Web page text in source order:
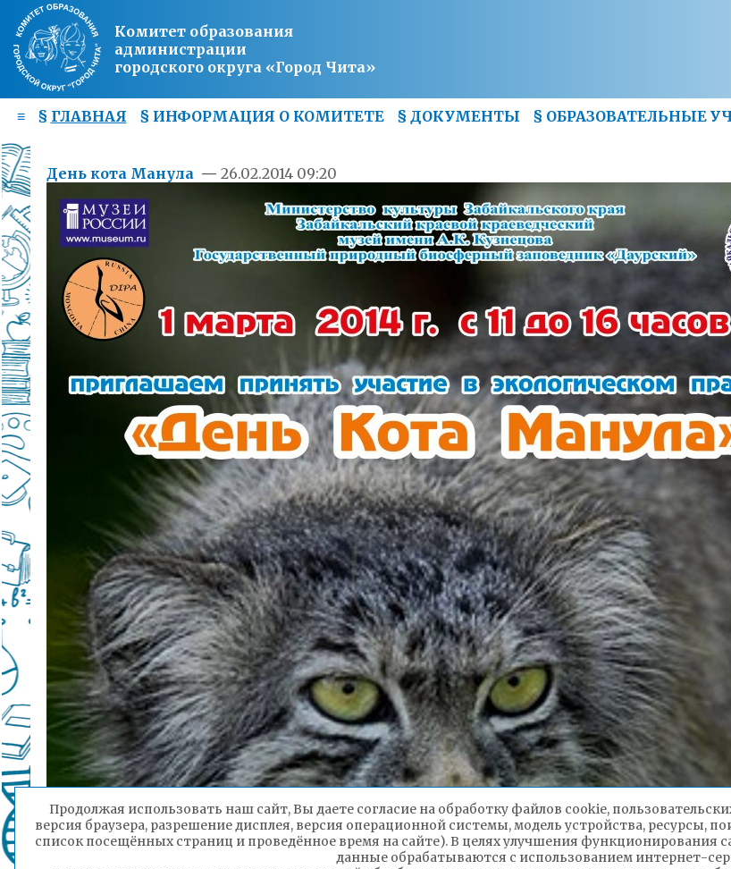
Комитет образования
администрации
городского округа «Город Чита»
≡ § ГЛАВНАЯ § ИНФОРМАЦИЯ О КОМИТЕТЕ § ДОКУМЕНТЫ § ОБРАЗОВАТЕЛЬНЫЕ
День кота Манула — 26.02.2014 09:20
Продолжая использовать наш сайт, Вы даете согласие на обработку файлов cookie,
версия браузера, разрешение дисплея, версия операционной системы, модель устройства, ресурсы,
список посещённых страниц и проведённое время на сайте). В целях улучшения функционирования
данные обрабатываются с использованием интернет-